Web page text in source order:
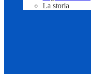
La storia